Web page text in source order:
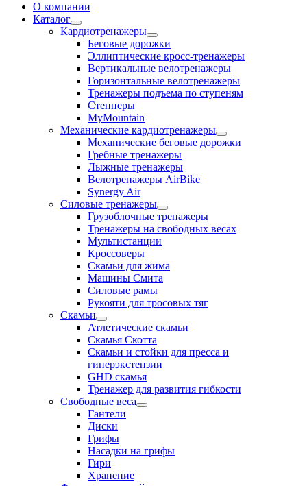
О компании
Каталог
Кардиотренажеры
Беговые дорожки
Эллиптические кросс-тренажеры
Вертикальные велотренажеры
Горизонтальные велотренажеры
Тренажеры подъема по ступеням
Степперы
MyMountain
Механические кардиотренажеры
Механические беговые дорожки
Гребные тренажеры
Лыжные тренажеры
Велотренажеры AirBike
Synergy Air
Силовые тренажеры
Грузоблочные тренажеры
Тренажеры на свободных весах
Мультистанции
Кроссоверы
Скамьи для жима
Машины Смита
Силовые рамы
Рукояти для тросовых тяг
Скамьи
Атлетические скамьи
Скамья Скотта
Скамьи и стойки для пресса и
гиперэкстензии
GHD скамья
Тренажер для развития гибкости
Свободные веса
Гантели
Диски
Грифы
Насадки на грифы
Гири
Хранение